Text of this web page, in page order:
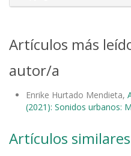
Artículos más
autor/a
Enrike Hurtado Mendieta,
(2021): Sonidos urbanos:
Artículos similares